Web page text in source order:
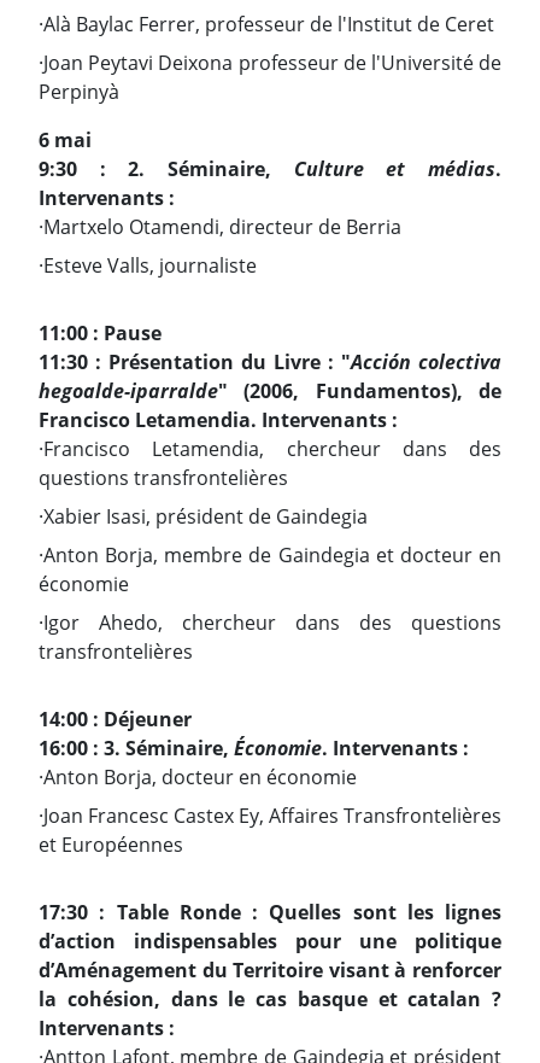
·Alà Baylac Ferrer, professeur de l'Institut de Ceret
·Joan Peytavi Deixona professeur de l'Université de
Perpinyà
6 mai
9:30 : 2. Séminaire, Culture et médias.
Intervenants :
·Martxelo Otamendi, directeur de Berria
·Esteve Valls, journaliste
11:00 : Pause
11:30 : Présentation du Livre : "Acción colectiva
hegoalde-iparralde" (2006, Fundamentos), de
Francisco Letamendia. Intervenants :
·Francisco Letamendia, chercheur dans des
questions transfrontelières
·Xabier Isasi, président de Gaindegia
·Anton Borja, membre de Gaindegia et docteur en
économie
·Igor Ahedo, chercheur dans des questions
transfrontelières
14:00 : Déjeuner
16:00 : 3. Séminaire, Économie. Intervenants :
·Anton Borja, docteur en économie
·Joan Francesc Castex Ey, Affaires Transfrontelières
et Européennes
17:30 : Table Ronde : Quelles sont les lignes
d’action indispensables pour une politique
d’Aménagement du Territoire visant à renforcer
la cohésion, dans le cas basque et catalan ?
Intervenants :
·Antton Lafont, membre de Gaindegia et président